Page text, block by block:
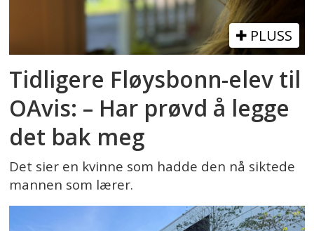
PLUSS
Tidligere Fløysbonn-elev til
OAvis: – Har prøvd å legge
det bak meg
Det sier en kvinne som hadde den nå siktede
mannen som lærer.